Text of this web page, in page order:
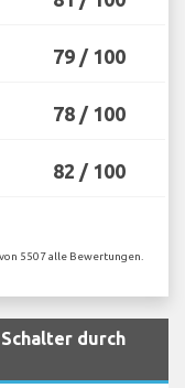
79 / 100
78 / 100
82 / 100
5507 alle Bewertungen.
Schalter durch